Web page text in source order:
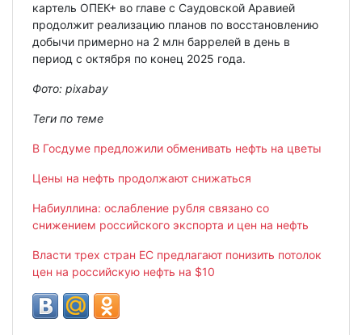
картель ОПЕК+ во главе с Саудовской Аравией
продолжит реализацию планов по восстановлению
добычи примерно на 2 млн баррелей в день в
период с октября по конец 2025 года.
Фото: pixabay
Теги по теме
В Госдуме предложили обменивать нефть на цветы
Цены на нефть продолжают снижаться
Набиуллина: ослабление рубля связано со
снижением российского экспорта и цен на нефть
Власти трех стран ЕС предлагают понизить потолок
цен на российскую нефть на $10